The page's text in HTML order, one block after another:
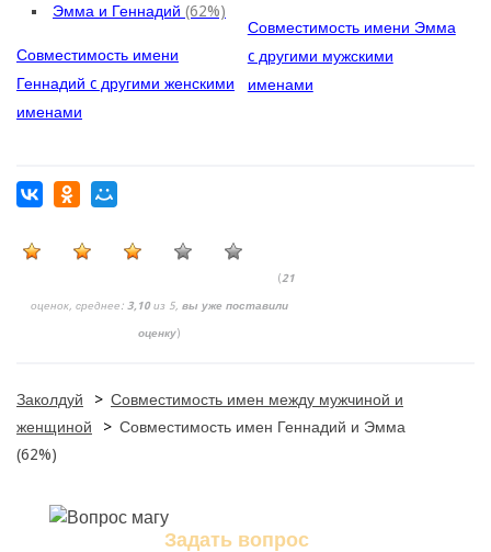
Эмма и Геннадий (62%)
Совместимость имени
Геннадий c другими женскими
именами
Совместимость имени Эмма
c другими мужскими
именами
(21
оценок, среднее: 3,10из 5, вы уже поставили
оценку)
Заколдуй > Совместимость имен между мужчиной и
женщиной
> Совместимость имен Геннадий и Эмма
(62%)
Задать вопрос